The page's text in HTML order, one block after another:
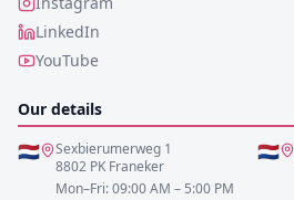
LinkedIn
YouTube
Our details
🇳🇱
Sexbierumerweg 1
8802 PK Franeker
Mon–Fri: 09:00 AM – 5:00 PM
🇳🇱